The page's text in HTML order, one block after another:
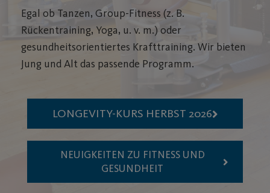
Egal ob Tanzen, Group-Fitness (z. B.
Rückentraining, Yoga, u. v. m.) oder
gesundheitsorientiertes Krafttraining. Wir bieten
Jung und Alt das passende Programm.
LONGEVITY-KURS HERBST 2026
NEUIGKEITEN ZU FITNESS UND
GESUNDHEIT